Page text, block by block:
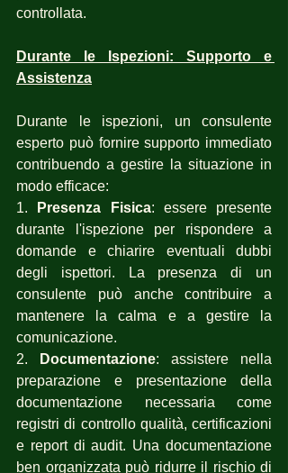
controllata.
Durante le Ispezioni: Supporto e
Assistenza
Durante le ispezioni, un consulente
esperto può fornire supporto immediato
contribuendo a gestire la situazione in
modo efficace:
1.
Presenza Fisica: essere presente
durante l'ispezione per rispondere a
domande e chiarire eventuali dubbi
degli ispettori. La presenza di un
consulente può anche contribuire a
mantenere la calma e a gestire la
comunicazione.
2.
Documentazione: assistere nella
preparazione e presentazione della
documentazione necessaria come
registri di controllo qualità, certificazioni
e report di audit. Una documentazione
ben organizzata può ridurre il rischio di